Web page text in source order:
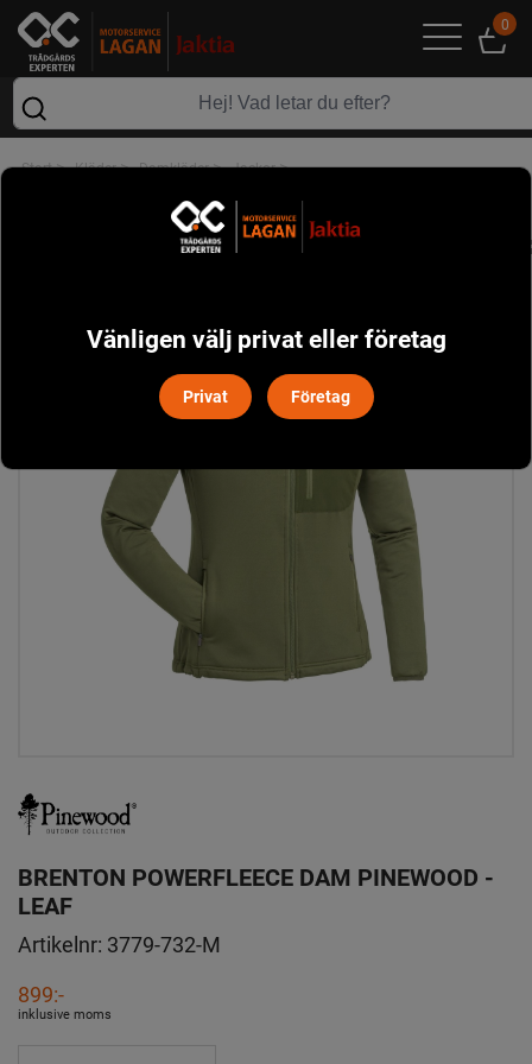
0
Start> Kläder> Damkläder> Jackor>
BRENTON POWERFLEECE DAM PINEWOOD -
LEAF
Artikelnr: 3779-732-M
899:-
inklusive moms
Vänligen välj privat eller företag
Privat Företag